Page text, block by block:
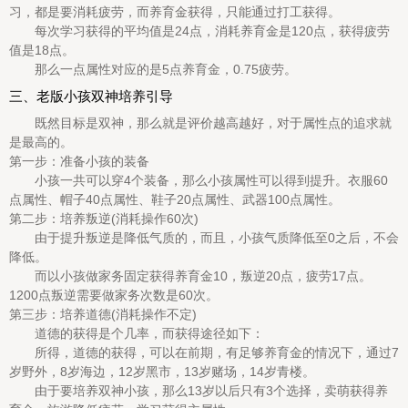
习，都是要消耗疲劳，而养育金获得，只能通过打工获得。
每次学习获得的平均值是24点，消耗养育金是120点，获得疲劳
值是18点。
那么一点属性对应的是5点养育金，0.75疲劳。
三、老版小孩双神培养引导
既然目标是双神，那么就是评价越高越好，对于属性点的追求就
是最高的。
第一步：准备小孩的装备
小孩一共可以穿4个装备，那么小孩属性可以得到提升。衣服60
点属性、帽子40点属性、鞋子20点属性、武器100点属性。
第二步：培养叛逆(消耗操作60次)
由于提升叛逆是降低气质的，而且，小孩气质降低至0之后，不会
降低。
而以小孩做家务固定获得养育金10，叛逆20点，疲劳17点。
1200点叛逆需要做家务次数是60次。
第三步：培养道德(消耗操作不定)
道德的获得是个几率，而获得途径如下：
所得，道德的获得，可以在前期，有足够养育金的情况下，通过7
岁野外，8岁海边，12岁黑市，13岁赌场，14岁青楼。
由于要培养双神小孩，那么13岁以后只有3个选择，卖萌获得养